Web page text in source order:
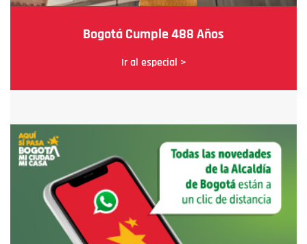
Bogotá Cumple 488 Años
Ir al especial >